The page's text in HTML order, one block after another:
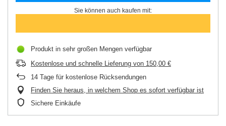
Sie können auch kaufen mit:
Produkt in sehr großen Mengen verfügbar
Kostenlose und schnelle Lieferung von 150,00 €
14 Tage für kostenlose Rücksendungen
Finden Sie heraus, in welchem Shop es sofort verfügbar ist
Sichere Einkäufe